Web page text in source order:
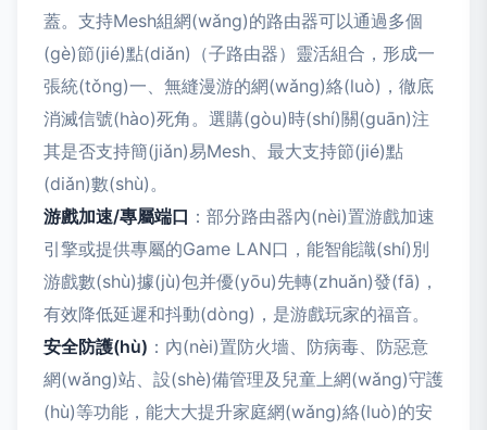
蓋。支持Mesh組網(wǎng)的路由器可以通過多個
(gè)節(jié)點(diǎn)（子路由器）靈活組合，形成一
張統(tǒng)一、無縫漫游的網(wǎng)絡(luò)，徹底
消滅信號(hào)死角。選購(gòu)時(shí)關(guān)注
其是否支持簡(jiǎn)易Mesh、最大支持節(jié)點
(diǎn)數(shù)。
游戲加速/專屬端口 ：部分路由器內(nèi)置游戲加速
引擎或提供專屬的Game LAN口，能智能識(shí)別
游戲數(shù)據(jù)包并優(yōu)先轉(zhuǎn)發(fā)，
有效降低延遲和抖動(dòng)，是游戲玩家的福音。
安全防護(hù) ：內(nèi)置防火墻、防病毒、防惡意
網(wǎng)站、設(shè)備管理及兒童上網(wǎng)守護
(hù)等功能，能大大提升家庭網(wǎng)絡(luò)的安